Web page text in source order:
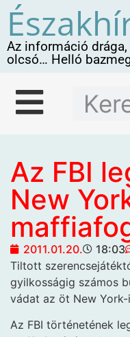
Az információ
olcsó… Helló
Az FBI
New
2011.01.20. 18:03
Tiltott
gyilkosságig számos
vádat az öt New
Az FBI történetének